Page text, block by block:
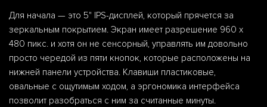
Для начала — это 5" IPS-дисплей, который прячется за
зеркальным покрытием. Экран имеет разрешение 960 х
480 пикс. и хотя он не сенсорный, управлять им довольно
просто чередой из пяти кнопок, которые расположены на
нижней панели устройства. Клавиши пластиковые,
овальные с ощутимым ходом, а эргономика интерфейса
позволит разобраться с ним за считанные минуты.